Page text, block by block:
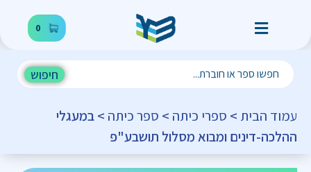
0
חיפוש
עמוד הבית > ספרי כיתה > ספר כיתה > במעגלי
ההלכה-דינים ומבוא מסלול תושבע"פ